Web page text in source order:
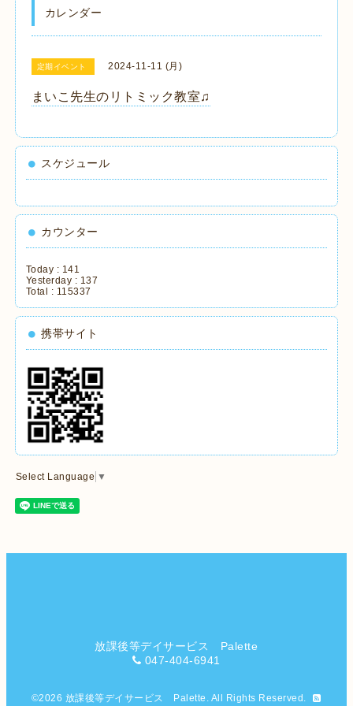
カレンダー
定期イベント 2024-11-11 (月)
まいこ先生のリトミック教室♫
スケジュール
カウンター
Today : 141
Yesterday : 137
Total : 115337
携帯サイト
Select Language ▼
放課後等デイサービス Palette
047-404-6941
©2026 放課後等デイサービス Palette . All Rights Reserved.